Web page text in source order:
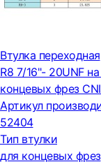
Втулка переходная
R8 7/16"- 20UNF
концевых фрез
Артикул
52404
Тип втулки
для концевых фрез